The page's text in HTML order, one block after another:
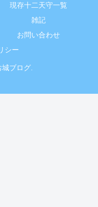
現存十二天守一覧
雑記
お問い合わせ
シー
ブログ.